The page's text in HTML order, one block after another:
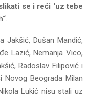
se i reći ‘uz tebe
.
Jakšić, Dušan Mandić,
Lazić, Nemanja Vico,
Radoslav Filipović i
Novog Beograda Milan
Lukić nisu stali uz